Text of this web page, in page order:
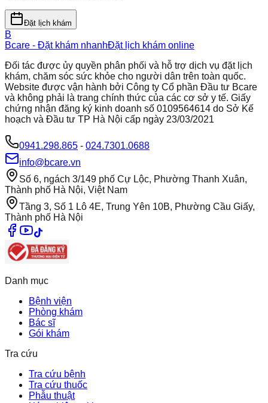
Đặt lịch khám
B
Bcare - Đặt khám nhanhĐặt lịch khám online
Đối tác được ủy quyền phân phối và hỗ trợ dịch vụ đặt lịch
khám, chăm sóc sức khỏe cho người dân trên toàn quốc.
Website được vận hành bởi Công ty Cổ phần Đầu tư Bcare
và không phải là trang chính thức của các cơ sở y tế. Giấy
chứng nhận đăng ký kinh doanh số 0109564614 do Sở Kế
hoạch và Đầu tư TP Hà Nội cấp ngày 23/03/2021
0941.298.865 - 024.7301.0688
info@bcare.vn
Số 6, ngách 3/149 phố Cự Lộc, Phường Thanh Xuân,
Thành phố Hà Nội, Việt Nam
Tầng 3, Số 1 Lô 4E, Trung Yên 10B, Phường Cầu Giấy,
Thành phố Hà Nội
Danh mục
Bệnh viện
Phòng khám
Bác sĩ
Gói khám
Tra cứu
Tra cứu bệnh
Tra cứu thuốc
Phẫu thuật